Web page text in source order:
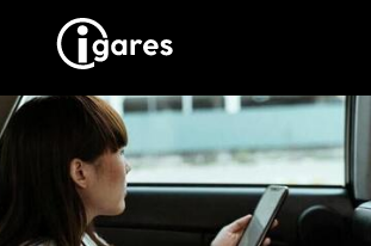
Recherche
Location de voiture
Hôtels